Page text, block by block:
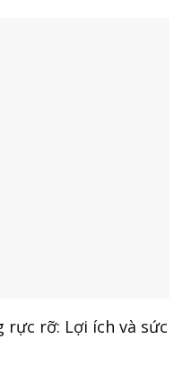
rực rỡ: Lợi ích và sức